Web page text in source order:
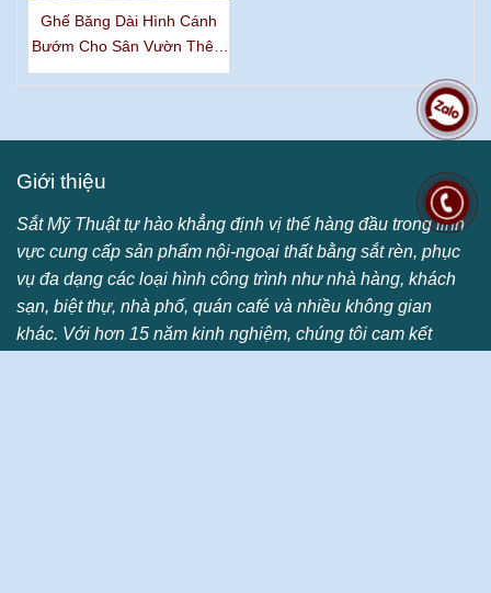
Ghế Băng Dài Hình Cánh
Bướm Cho Sân Vườn Thêm
Sinh Động
Giới thiệu
Sắt Mỹ Thuật tự hào khẳng định vị thế hàng đầu trong lĩnh
vực cung cấp sản phẩm nội-ngoại thất bằng sắt rèn, phục
vụ đa dạng các loại hình công trình như nhà hàng, khách
sạn, biệt thự, nhà phố, quán café và nhiều không gian
khác. Với hơn 15 năm kinh nghiệm, chúng tôi cam kết